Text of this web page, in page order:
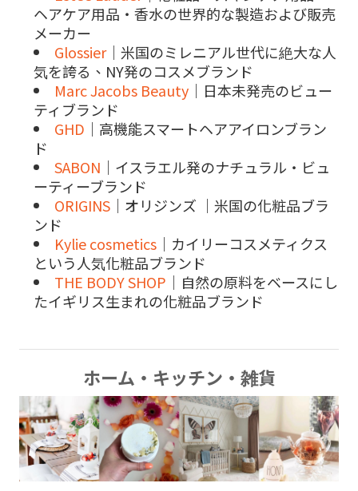
ヘアケア用品・香水の世界的な製造および販売
メーカー
Glossier｜米国のミレニアル世代に絶大な人
気を誇る、NY発のコスメブランド
Marc Jacobs Beauty ｜日本未発売のビュー
ティブランド
GHD ｜高機能スマートヘアアイロンブラン
ド
SABON ｜イスラエル発のナチュラル・ビュ
ーティーブランド
ORIGINS ｜オリジンズ ｜米国の化粧品ブラ
ンド
Kylie cosmetics ｜カイリーコスメティクス
という人気化粧品ブランド
THE BODY SHOP ｜自然の原料をベースにし
たイギリス生まれの化粧品ブランド
ホーム・キッチン・雑貨